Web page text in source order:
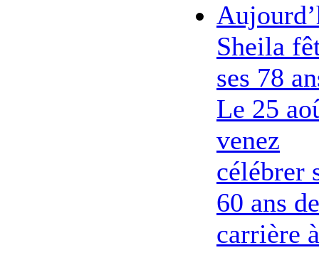
Sheila
ses 78
Le 25
venez
célébrer
60 ans de
carrière à